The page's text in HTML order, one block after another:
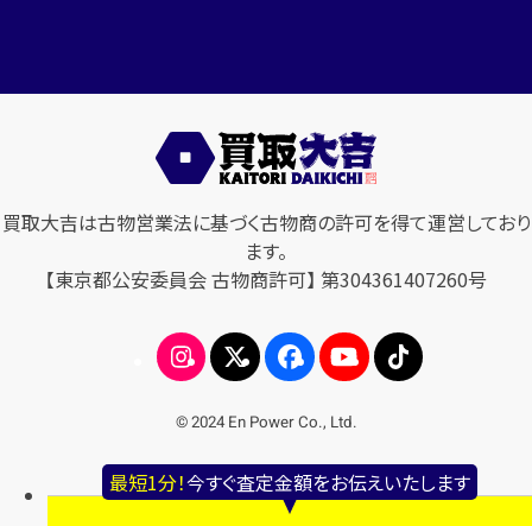
最短1分！今すぐ査定金額をお伝えいたします
買取大吉は古物営業法に基づく古物商の許可を得て運営しており
ます。
【東京都公安委員会 古物商許可】 第304361407260号
© 2024 En Power Co., Ltd.